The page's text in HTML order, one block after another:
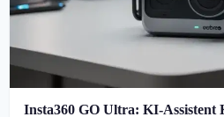
Insta360 GO Ultra: KI-Assistent